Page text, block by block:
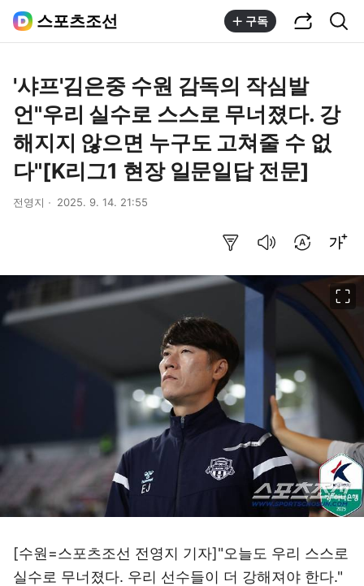
스포츠조선 구독
'샤프'김은중 수원 감독의 작심발
언"우리 실수로 스스로 무너졌다. 강
해지지 않으면 누구도 고쳐줄 수 없
다"[K리그1 현장 일문일답 전문]
전영지 2025. 9. 14. 21:55
[수원=스포츠조선 전영지 기자]"오늘도 우리 스스로
실수로 무너졌다. 우리 선수들이 더 강해져야 한다."